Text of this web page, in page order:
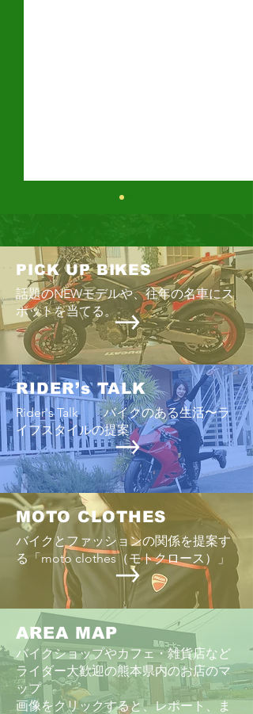
KLX230 SHERPA
PICK UP BIKES
話題のNEWモデルや、往年の名車にス
ポットを当てる。
RIDER’s TALK
Rider's Talk バイクのある生活〜ラ
イフスタイルの提案
MOTO CLOTHES
バイクとファッションの関係を提案す
る「moto clothes（モトクロース）」
AREA MAP
バイクショップやカフェ・雑貨店など
ライダー大歓迎の熊本県内のお店のマ
ップ
画像をクリックすると、レポート、ま